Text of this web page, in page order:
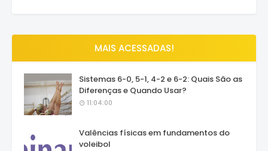
MAIS ACESSADAS!
Sistemas 6-0, 5-1, 4-2 e 6-2: Quais São as
Diferenças e Quando Usar?
11:04:00
Valências físicas em fundamentos do
voleibol